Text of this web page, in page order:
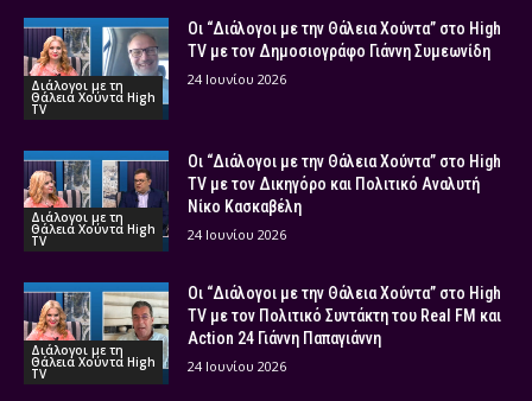
Διάλογοι με τη
Θάλεια Χούντα High
TV
Οι “Διάλογοι με την Θάλεια Χούντα” στο High
TV με τον Δημοσιογράφο Γιάννη Συμεωνίδη
24 Ιουνίου 2026
Διάλογοι με τη
Θάλεια Χούντα High
TV
Οι “Διάλογοι με την Θάλεια Χούντα” στο High
TV με τον Δικηγόρο και Πολιτικό Αναλυτή
Νίκο Κασκαβέλη
24 Ιουνίου 2026
Διάλογοι με τη
Θάλεια Χούντα High
TV
Οι “Διάλογοι με την Θάλεια Χούντα” στο High
TV με τον Πολιτικό Συντάκτη του Real FM και
Action 24 Γιάννη Παπαγιάννη
24 Ιουνίου 2026